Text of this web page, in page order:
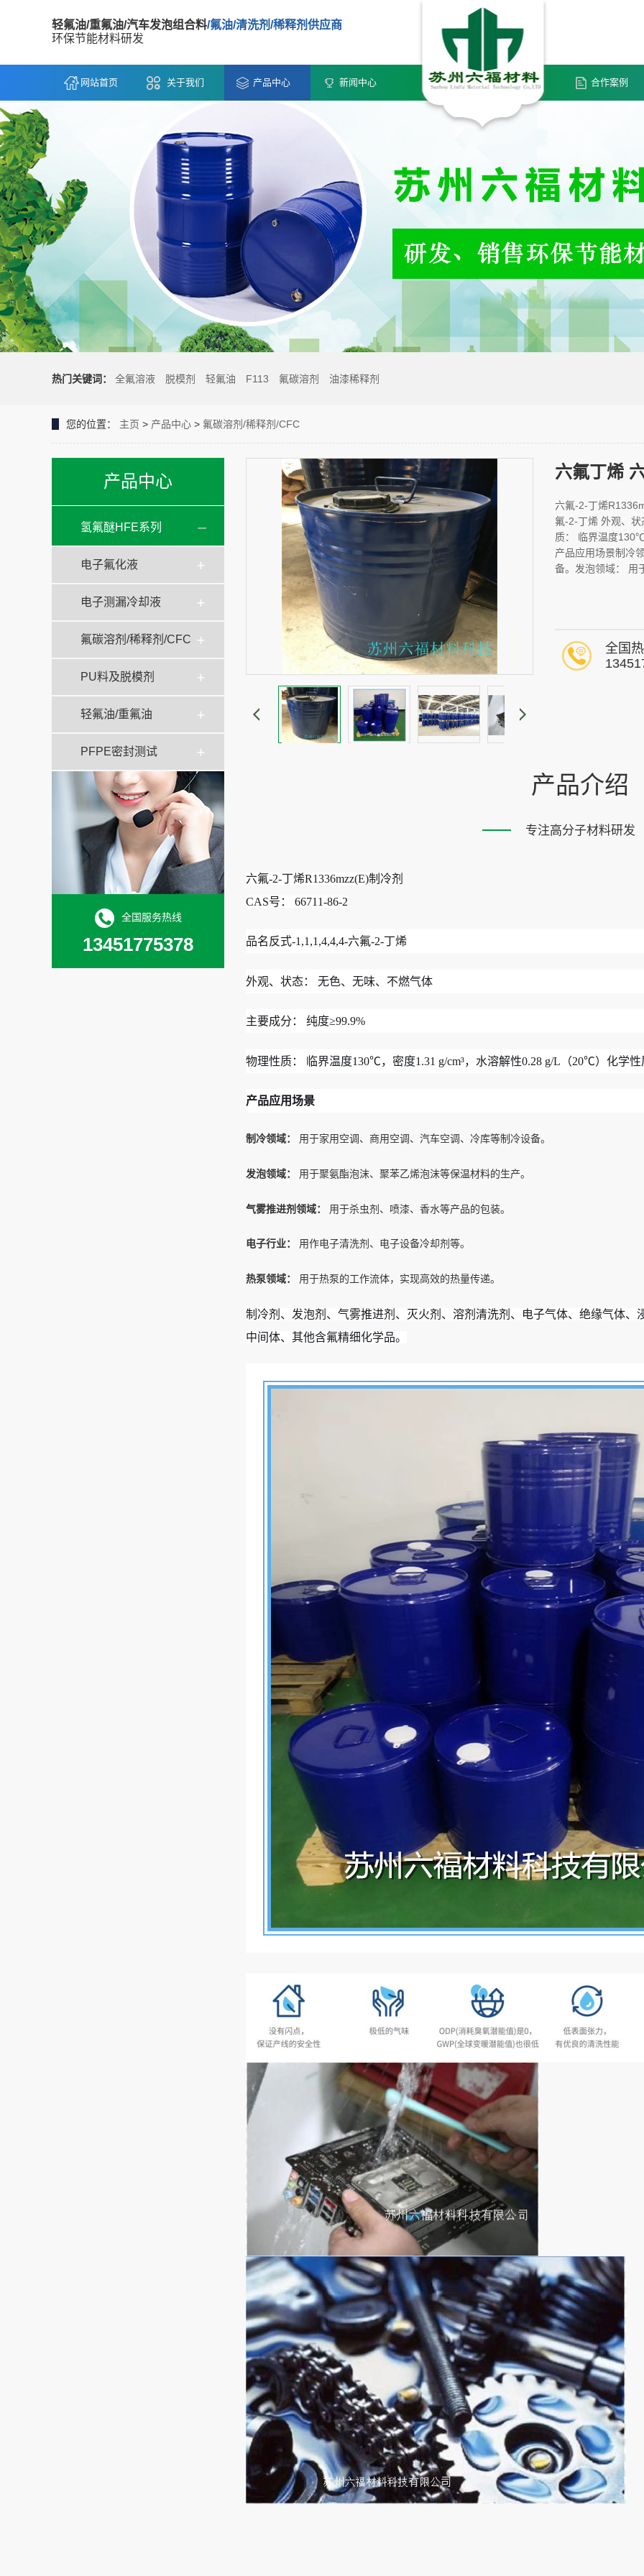
轻氟油/重氟油/汽车发泡组合料/氟油/清洗剂/稀释剂供应商
环保节能材料研发
网站首页 关于我们 产品中心 新闻中心 合作案例
热门关键词： 全氟溶液 脱模剂 轻氟油 F113 氟碳溶剂 油漆稀释剂
您的位置： 主页 > 产品中心 > 氟碳溶剂/稀释剂/CFC
产品中心
氢氟醚HFE系列
电子氟化液
电子测漏冷却液
氟碳溶剂/稀释剂/CFC
PU料及脱模剂
轻氟油/重氟油
PFPE密封测试
全国服务热线
13451775378
六氟丁烯
六氟-2-丁烯
氟-2-丁烯 外观、
质： 临界温度
产品应用场景制冷
备。发泡领域： 用
全国
产品介绍
专注高分子材料研发
六氟-2-丁烯R1336mzz(E)制冷剂
CAS号 ： 66711-86-2
品名反式-1,1,1,4,4,4-六氟-2-丁烯
外观、状态： 无色、无味、不燃气体
主要成分： 纯度≥99.9%
物理性质： 临界温度130℃，密度1.31 g/cm³，水溶解性0.28 g/L（20℃）化学
产品应用场景
制冷领域： 用于家用空调、商用空调、汽车空调、冷库等制冷设备。
发泡领域： 用于聚氨酯泡沫、聚苯乙烯泡沫等保温材料的生产。
气雾推进剂领域： 用于杀虫剂、喷漆、香水等产品的包装。
电子行业： 用作电子清洗剂、电子设备冷却剂等。
热泵领域： 用于热泵的工作流体，实现高效的热量传递。
制冷剂、发泡剂、气雾推进剂、灭火剂、溶剂清洗剂、电子气体、绝缘气体
中间体、其他含氟精细化学品。